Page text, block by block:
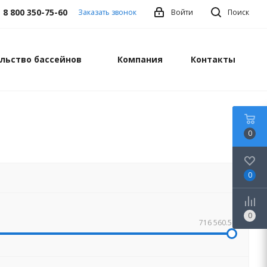
Поиск
Войти
8 800 350-75-60 Заказать звонок
бассейнов Компания Контакты
716 560.50
0
0
0